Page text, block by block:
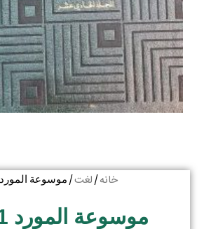
خانه/ لغت/ موسوعة المورد 11 جلدی
موسوعة المورد 11 جلدی